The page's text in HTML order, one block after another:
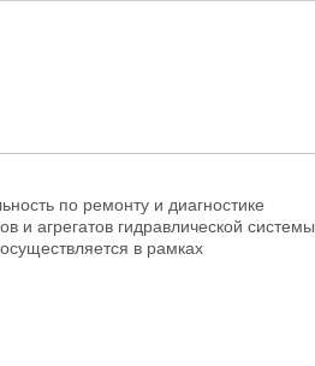
по ремонту и диагностике
и агрегатов гидравлической системы.
в рамках